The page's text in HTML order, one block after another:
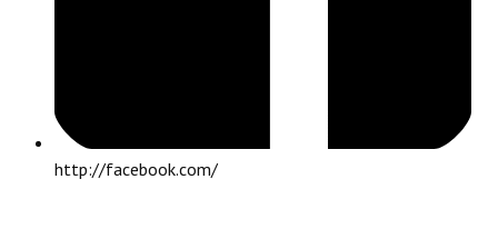
http://facebook.com/